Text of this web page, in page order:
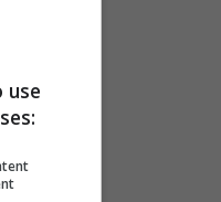
use